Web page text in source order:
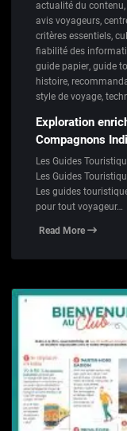
actualité du contenu,
avis voyageurs,
critères essentiels,
fiabilité des
guide papier, guide
histoire,
style de voyage,
Exploration
Compagnons
Les Guides
Les Guides
Les guides
pour tout voyageur…
Read More